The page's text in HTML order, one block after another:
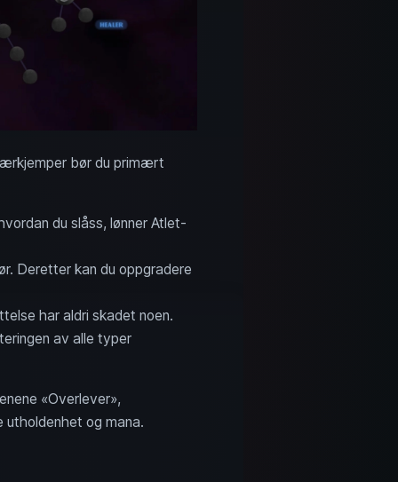
bør du primært
du slåss, lønner Atlet-
Deretter kan du oppgradere
har aldri skadet noen.
av alle typer
«Overlever»,
utholdenhet og mana.